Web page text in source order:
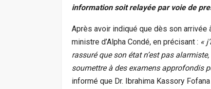
information soit relayée par voie de
Après avoir indiqué que dès son arrivée
ministre d’Alpha Condé, en précisant : «
rassuré que son état n’est pas
soumettre à des examens approfondis
informé que Dr. Ibrahima Kassory Fofana